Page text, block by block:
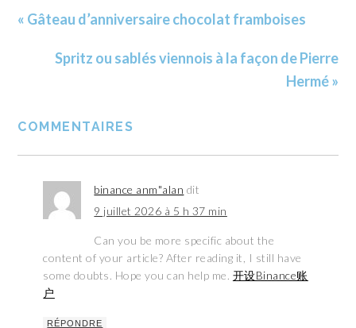
« Gâteau d’anniversaire chocolat framboises
Spritz ou sablés viennois à la façon de Pierre
Hermé »
COMMENTAIRES
binance anm"alan dit
9 juillet 2026 à 5 h 37 min
Can you be more specific about the
content of your article? After reading it, I still have
some doubts. Hope you can help me. 开设Binance账
户
RÉPONDRE